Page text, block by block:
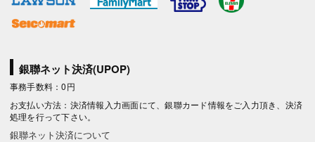
銀聯ネット決済(UPOP)
事務手数料：0円
お支払い方法：決済情報入力画面にて、銀聯カード情報をご入力頂き、決済
処理を行って下さい。
銀聯ネット決済について